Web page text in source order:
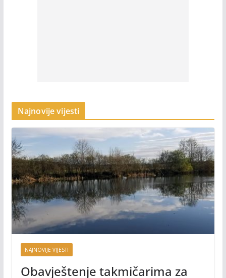
Najnovije vijesti
NAJNOVIJE VIJESTI
Obavještenje takmičarima za